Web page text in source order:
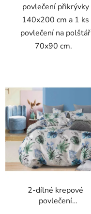
povlečení přikrývky
140x200 cm a 1 ks
povlečení na polštář
70x90 cm.
2-dílné krepové
povlečení